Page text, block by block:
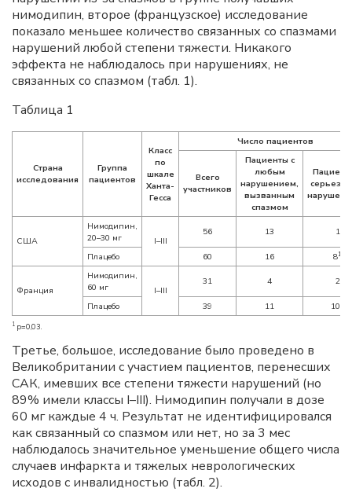
нимодипин, второе (французское) исследование
показало меньшее количество связанных со спазмами
нарушений любой степени тяжести. Никакого
эффекта не наблюдалось при нарушениях, не
связанных со спазмом (табл. 1).
Таблица 1
Страна
исследования
Группа
пациентов
Класс
по
шкале
Ханта-
Гесса
Число пациентов
Всего
участников
Пациенты с
любым
нарушением,
вызванным
спазмом
США
Нимодипин,
20–30 мг
I–III
56 13 1
Плацебо 60 16 81
Франция
Нимодипин,
60 мг
I–III
31 4 2
Плацебо 39 11 10*
1 p=0,03.
Третье, большое, исследование было проведено в
Великобритании с участием пациентов, перенесших
САК, имевших все степени тяжести нарушений (но
89% имели классы I–III). Нимодипин получали в дозе
60 мг каждые 4 ч. Результат не идентифицировался
как связанный со спазмом или нет, но за 3 мес
наблюдалось значительное уменьшение общего числа
случаев инфаркта и тяжелых неврологических
исходов с инвалидностью (табл. 2).